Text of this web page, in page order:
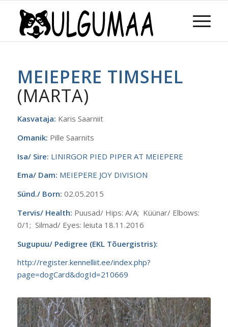
MEIEPERE TIMSHEL
(MARTA)
Kasvataja: Karis Saarniit
Omanik: Pille Saarnits
Isa/ Sire: LINIRGOR PIED PIPER AT MEIEPERE
Ema/ Dam: MEIEPERE JOY DIVISION
Sünd./ Born: 02.05.2015
Tervis/ Health: Puusad/ Hips: A/A; Küünar/ Elbows:
0/1; Silmad/ Eyes: leiuta 18.11.2016
Sugupuu/ Pedigree (EKL Tõuergistris):
http://register.kennelliit.ee/index.php?
page=dogCard&dogId=210669